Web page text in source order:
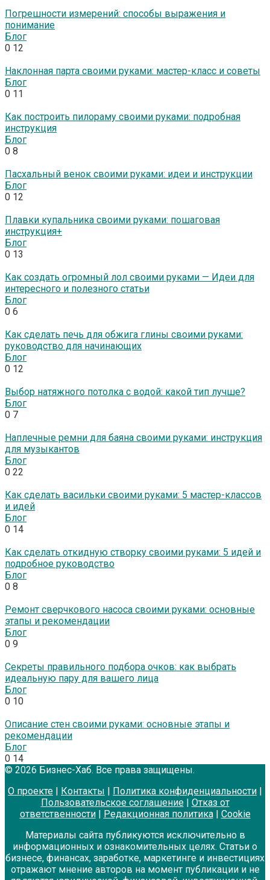
Погрешности измерений: способы выражения и
понимание
Блог
0 12
Наклонная парта своими руками: мастер-класс и советы
Блог
0 11
Как построить пилораму своими руками: подробная
инструкция
Блог
0 8
Пасхальный венок своими руками: идеи и инструкции
Блог
0 12
Плавки купальника своими руками: пошаговая
инструкция+
Блог
0 13
Как создать огромный лол своими руками — Идеи для
интересного и полезного статьи
Блог
0 6
Как сделать печь для обжига глины своими руками:
руководство для начинающих
Блог
0 12
Выбор натяжного потолка с водой: какой тип лучше?
Блог
0 7
Наплечные ремни для баяна своими руками: инструкция
для музыкантов
Блог
0 22
Как сделать васильки своими руками: 5 мастер-классов
и идей
Блог
0 14
Как сделать откидную створку своими руками: 5 идей и
подробное руководство
Блог
0 8
Ремонт сверчкового насоса своими руками: основные
этапы и рекомендации
Блог
0 9
Секреты правильного подбора очков: как выбрать
идеальную пару для вашего лица
Блог
0 10
Описание стен своими руками: основные этапы и
рекомендации
Блог
0 14
© 2026 Бизнес-Хаб. Все права защищены.
О проекте | Контакты | Политика конфиденциальности |
Пользовательское соглашение| Отказ от
ответственности| Редакционная политика| Cookie
Материалы сайта публикуются исключительно в
информационных и ознакомительных целях. Статьи о
бизнесе, финансах, заработке, маркетинге и инвестициях
отражают мнение авторов на момент публикации и не